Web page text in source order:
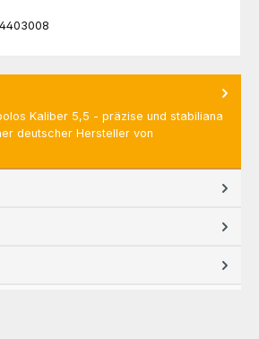
Kaliber 5,5 - präzise und stabiliana
deutscher Hersteller von